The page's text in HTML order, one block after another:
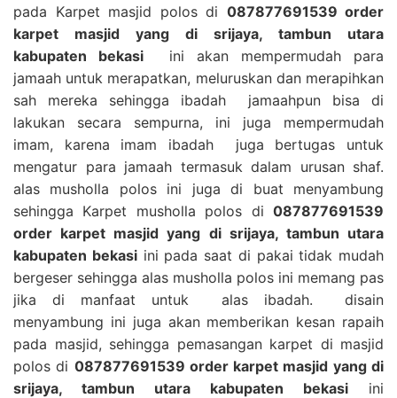
pada Karpet masjid polos di 087877691539 order
karpet masjid yang di srijaya, tambun utara
kabupaten bekasi ini akan mempermudah para
jamaah untuk merapatkan, meluruskan dan merapihkan
sah mereka sehingga ibadah jamaahpun bisa di
lakukan secara sempurna, ini juga mempermudah
imam, karena imam ibadah juga bertugas untuk
mengatur para jamaah termasuk dalam urusan shaf.
alas musholla polos ini juga di buat menyambung
sehingga Karpet musholla polos di 087877691539
order karpet masjid yang di srijaya, tambun utara
kabupaten bekasiini pada saat di pakai tidak mudah
bergeser sehingga alas musholla polos ini memang pas
jika di manfaat untuk alas ibadah. disain
menyambung ini juga akan memberikan kesan rapaih
pada masjid, sehingga pemasangan karpet di masjid
polos di 087877691539 order karpet masjid yang di
srijaya, tambun utara kabupaten bekasi ini